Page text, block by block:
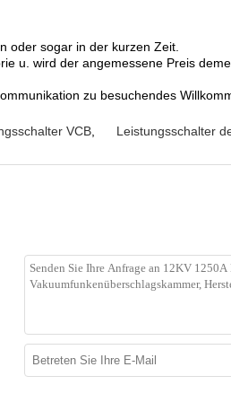
oder sogar in der kurzen Zeit.
u. wird der angemessene Preis
zu besuchendes
VCB Leistungsschalter